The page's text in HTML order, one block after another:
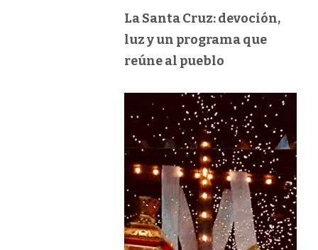
La Santa Cruz: devoción,
luz y un programa que
reúne al pueblo